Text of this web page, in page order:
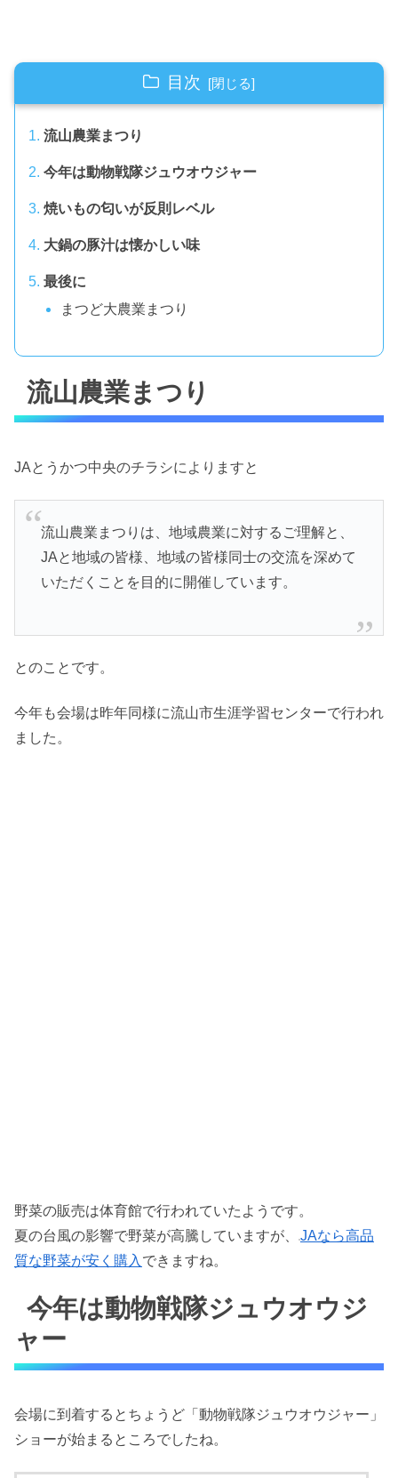
目次
流山農業まつり
今年は動物戦隊ジュウオウジャー
焼いもの匂いが反則レベル
大鍋の豚汁は懐かしい味
最後に
まつど大農業まつり
流山農業まつり
JAとうかつ中央のチラシによりますと
流山農業まつりは、地域農業に対するご理解と、
JAと地域の皆様、地域の皆様同士の交流を深めて
いただくことを目的に開催しています。
とのことです。
今年も会場は昨年同様に流山市生涯学習センターで行われ
ました。
野菜の販売は体育館で行われていたようです。
夏の台風の影響で野菜が高騰していますが、
JAなら高品
質な野菜が安く購入 できますね。
今年は動物戦隊ジュウオウジ
ャー
会場に到着するとちょうど「動物戦隊ジュウオウジャー」
ショーが始まるところでしたね。